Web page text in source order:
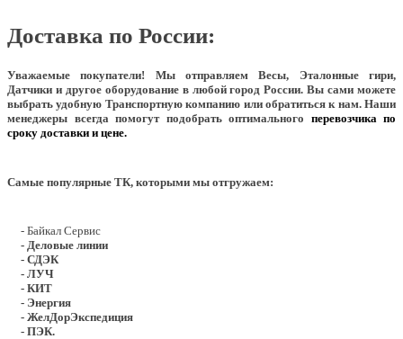
Доставка по России:
Уважаемые покупатели! Мы отправляем Весы, Эталонные гири,
Датчики и другое оборудование в любой город России. Вы сами можете
выбрать удобную Транспортную компанию или обратиться к нам. Наши
менеджеры всегда помогут подобрать оптимального перевозчика по
сроку доставки и цене.
Самые популярные ТК, которыми мы отгружаем:
- Байкал Сервис
- Деловые линии
- СДЭК
- ЛУЧ
- КИТ
- Энергия
- ЖелДорЭкспедиция
- ПЭК.